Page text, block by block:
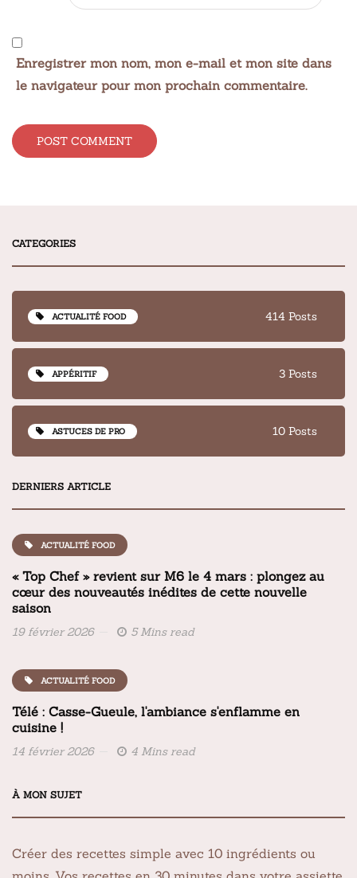
Enregistrer mon nom, mon e-mail et mon site dans
le navigateur pour mon prochain commentaire.
CATEGORIES
ACTUALITÉ FOOD 414 Posts
APPÉRITIF 3 Posts
ASTUCES DE PRO 10 Posts
DERNIERS ARTICLE
ACTUALITÉ FOOD
« Top Chef » revient sur M6 le 4 mars : plongez au
cœur des nouveautés inédites de cette nouvelle
saison
19 février 2026 5 Mins read
ACTUALITÉ FOOD
Télé : Casse-Gueule, l'ambiance s'enflamme en
cuisine !
14 février 2026 4 Mins read
À MON SUJET
Créer des recettes simple avec 10 ingrédients ou